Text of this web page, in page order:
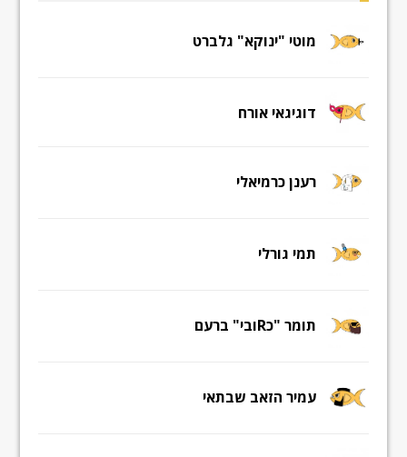
מוטי "ינוקא" גלברט
דוגיגאי אורח
רענן כרמיאלי
תמי גורלי
תומר "כRובי" ברעם
עמיר הזאב שבתאי